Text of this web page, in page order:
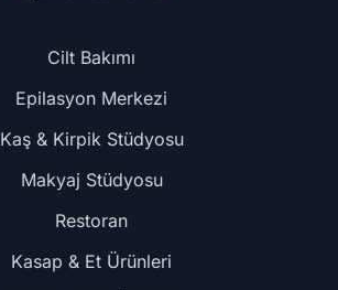
Cilt Bakımı
Epilasyon Merkezi
Kaş & Kirpik Stüdyosu
Makyaj Stüdyosu
Restoran
Kasap & Et Ürünleri